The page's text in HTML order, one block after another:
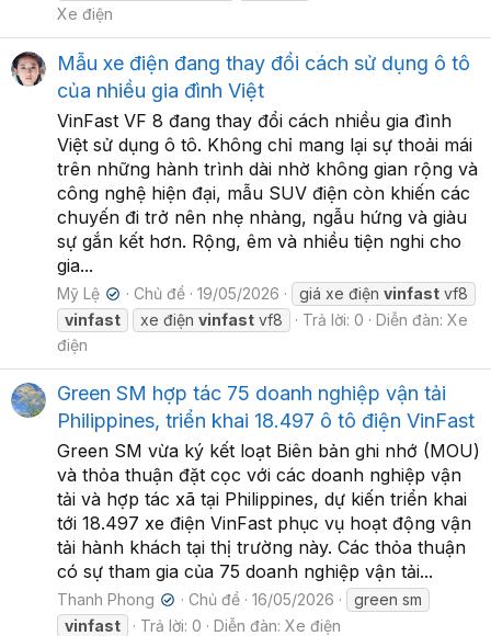
Xe điện
Mẫu xe điện đang thay đổi cách sử dụng ô tô
của nhiều gia đình Việt
VinFast VF 8 đang thay đổi cách nhiều gia đình
Việt sử dụng ô tô. Không chỉ mang lại sự thoải mái
trên những hành trình dài nhờ không gian rộng và
công nghệ hiện đại, mẫu SUV điện còn khiến các
chuyến đi trở nên nhẹ nhàng, ngẫu hứng và giàu
sự gắn kết hơn. Rộng, êm và nhiều tiện nghi cho
gia...
Mỹ Lệ ✔ Chủ đề 19/05/2026 giá xe điệnvinfast vf8
vinfast
xe điện vinfast vf8 Trả lời: 0 Diễn đàn: Xe
điện
Green SM hợp tác 75 doanh nghiệp vận tải
Philippines, triển khai 18.497 ô tô điện VinFast
Green SM vừa ký kết loạt Biên bản ghi nhớ (MOU)
và thỏa thuận đặt cọc với các doanh nghiệp vận
tải và hợp tác xã tại Philippines, dự kiến triển khai
tới 18.497 xe điện VinFast phục vụ hoạt động vận
tải hành khách tại thị trường này. Các thỏa thuận
có sự tham gia của 75 doanh nghiệp vận tải...
Thanh Phong ✔ Chủ đề 16/05/2026
green sm
vinfast
Trả lời: 0 Diễn đàn: Xe điện